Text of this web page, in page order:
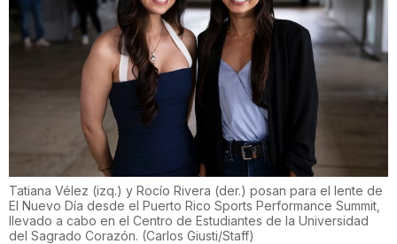
Tatiana Vélez (izq.) y Rocío Rivera (der.) posan para el lente de
El Nuevo Día desde el Puerto Rico Sports Performance Summit,
llevado a cabo en el Centro de Estudiantes de la Universidad
del Sagrado Corazón. (Carlos Giusti/Staff)